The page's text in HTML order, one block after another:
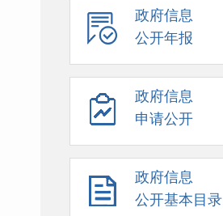
政府信息
公开年报
政府信息
申请公开
政府信息
公开基本目录